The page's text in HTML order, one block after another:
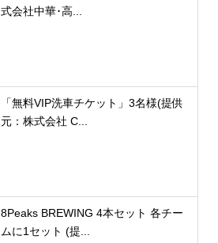
式会社中華･高...
「無料VIP洗車チケット」3名様(提供
元：株式会社 C...
8Peaks BREWING 4本セット 各チー
ムに1セット (提...